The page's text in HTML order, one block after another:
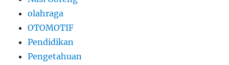
olahraga
OTOMOTIF
Pendidikan
Pengetahuan